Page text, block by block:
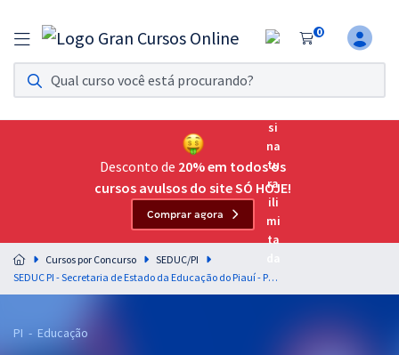
0
Assinatura Ilimitada 11
Acesso a todos os cursos. Teste grátis por 7 dias!
Assinatura OAB Até Passar
Acesso ilimitado a toda preparação para o Exame da
Residências Multiprofissionais
Preparação completa e intensiva para as principais
residências em saúde do Brasil
Desconto de 20% em todos os
cursos avulsos do site SÓ HOJE!
Comprar agora
Cursos por Concurso
SEDUC/PI
SEDUC PI - Secretaria de Estado da Educação do Piauí - Professor da Educação Básica - Disciplina: Matemática
PI - Educação